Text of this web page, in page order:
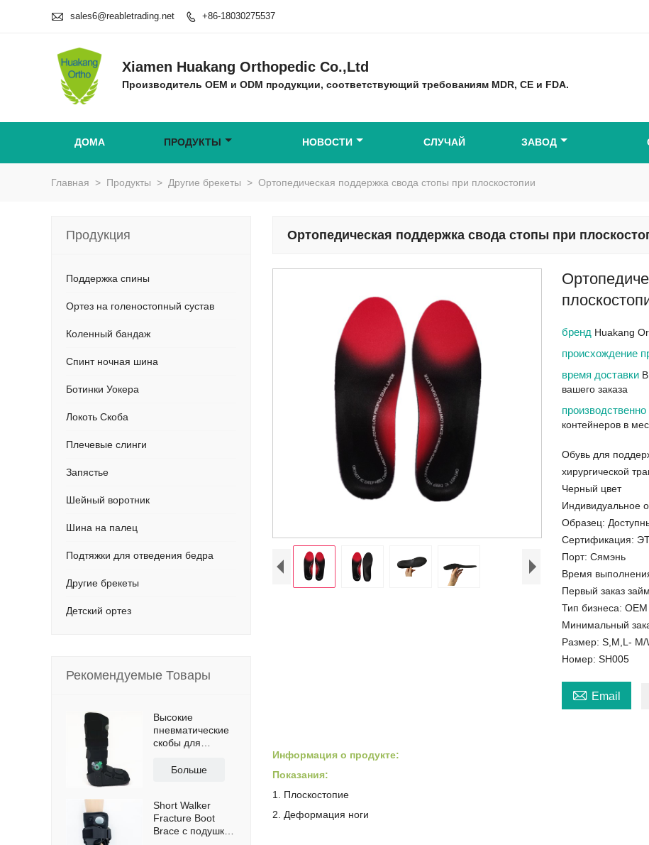
 sales6@reabletrading.net  +86-18030275537
Xiamen Huakang Orthopedic Co.,Ltd
Производитель OEM и ODM продукции, соответствующий требованиям MDR, CE и FDA.
ДОМА ПРОДУКТЫ НОВОСТИ СЛУЧАЙ ЗАВОД
Главная > Продукты > Другие брекеты > Ортопедическая поддержка свода стопы при плоскостопии
Ортопедическая поддержка свода стопы при
бренд Huakang
происхождение
время доставки
вашего заказа
контейнеров в
Обувь для
хирургической
Черный цвет
Индивидуальное
Образец:
Сертификация:
Порт: Сямэнь
Время
Первый заказ
Тип бизнеса: ОЕМ
Минимальный
Размер: S,M,L- M/
Номер: SH005
 Email
Информация о продукте:
Показания:
1. Плоскостопие
2. Деформация ноги
Продукция
Поддержка спины
Ортез на голеностопный сустав
Коленный бандаж
Спинт ночная шина
Ботинки Уокера
Локоть Скоба
Плечевые слинги
Запястье
Шейный воротник
Шина на палец
Подтяжки для отведения бедра
Другие брекеты
Детский ортез
Рекомендуемые Товары
Высокие
пневматические
скобы для
противоскользящей
Больше
Short Walker
Fracture Boot
Brace с подушкой